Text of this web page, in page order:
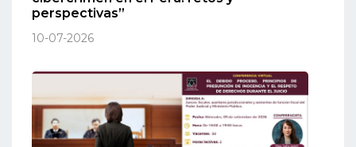
perspectivas”
10-07-2026